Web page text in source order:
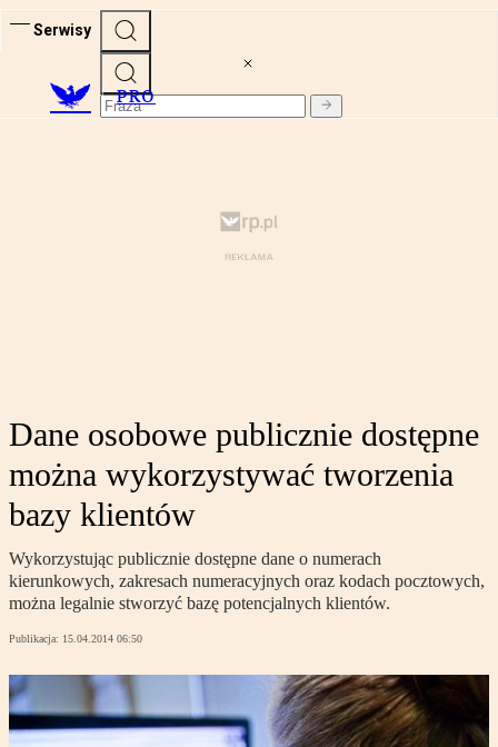
Serwisy
PRO
Dane osobowe publicznie dostępne
można wykorzystywać tworzenia
bazy klientów
Wykorzystując publicznie dostępne dane o numerach
kierunkowych, zakresach numeracyjnych oraz kodach pocztowych,
można legalnie stworzyć bazę potencjalnych klientów.
Publikacja: 15.04.2014 06:50